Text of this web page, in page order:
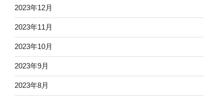
2023年12月
2023年11月
2023年10月
2023年9月
2023年8月